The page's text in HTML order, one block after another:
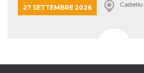
27 SETTEMBRE 2026